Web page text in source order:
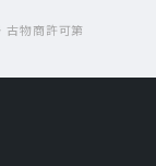
古物商許可第